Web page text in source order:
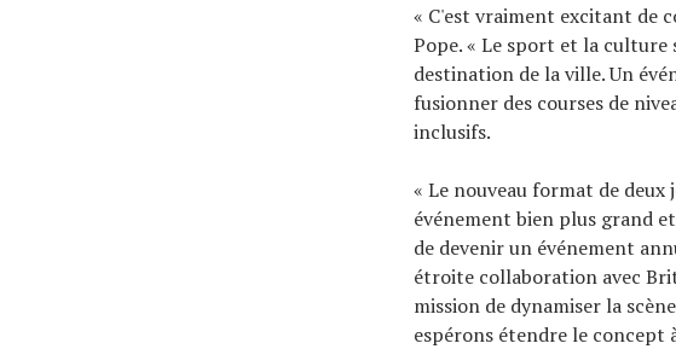
« C'est vraiment excitant de
Pope. « Le sport et la
destination de la ville. Un
fusionner des courses de
inclusifs.
« Le nouveau format de
événement bien plus grand
de devenir un événement
étroite collaboration avec
mission de dynamiser la
espérons étendre le concept